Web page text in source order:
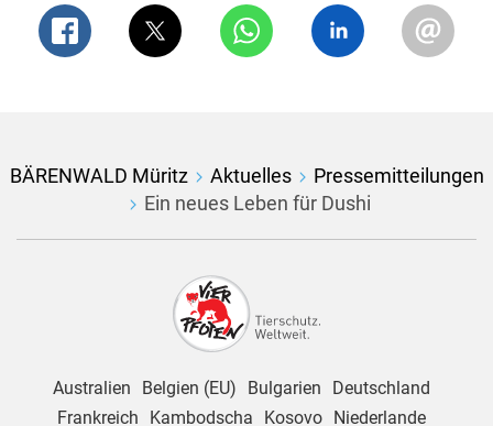
BÄRENWALD Müritz Aktuelles
Pressemitteilungen
Ein neues Leben für Dushi
Australien Belgien (EU) Bulgarien
Deutschland
Frankreich
Kambodscha Kosovo
Niederlande